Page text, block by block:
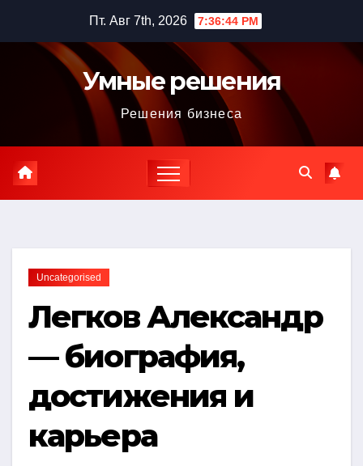
содержимому
Пт. Авг 7th, 2026 7:36:45 PM
Умные решения
Решения бизнеса
Uncategorised
Легков Александр
— биография,
достижения и
карьера